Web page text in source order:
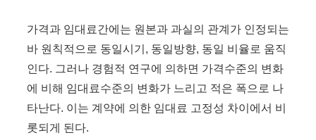
가격과 임대료간에는 원본과 과실의 관계가 인정되는
바 원칙적으로 동일시기, 동일방향, 동일 비율로 움직
인다. 그러나 경험적 연구에 의하면 가격수준의 변화
에 비해 임대료수준의 변화가 느리고 적은 폭으로 나
타난다. 이는 계약에 의한 임대료 고정성 차이에서 비
롯되게 된다.